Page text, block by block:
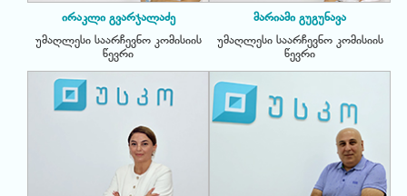
ირაკლი გვარჯალაძე
უმაღლესი საარჩევნო კომისიის
წევრი
მარიამი გუგუნავა
უმაღლესი საარჩევნო კომისიის
წევრი